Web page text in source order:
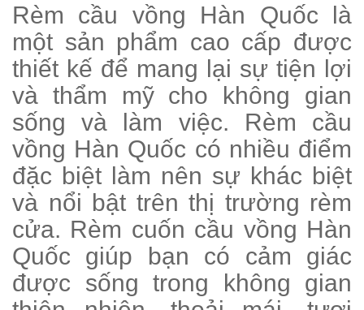
Rèm cầu vồng Hàn Quốc là
một sản phẩm cao cấp được
thiết kế để mang lại sự tiện lợi
và thẩm mỹ cho không gian
sống và làm việc. Rèm cầu
vồng Hàn Quốc có nhiều điểm
đặc biệt làm nên sự khác biệt
và nổi bật trên thị trường rèm
cửa. Rèm cuốn cầu vồng Hàn
Quốc giúp bạn có cảm giác
được sống trong không gian